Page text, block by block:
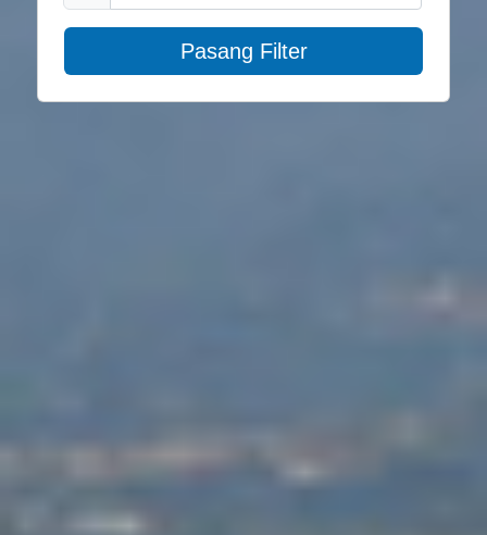
Pasang Filter